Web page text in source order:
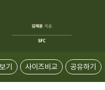
기 사이즈비교 공유하기